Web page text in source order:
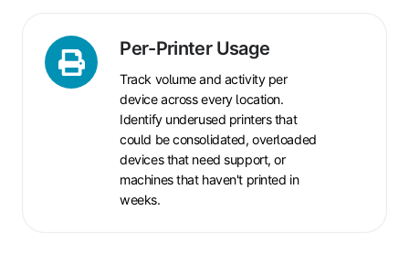
Per-Printer Usage
Track volume and activity per
device across every location.
Identify underused printers that
could be consolidated, overloaded
devices that need support, or
machines that haven't printed in
weeks.
Per-
Printer
Usage